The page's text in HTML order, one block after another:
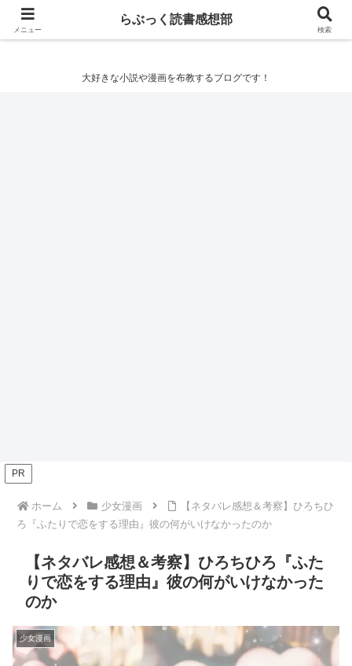
らぶっく読書感想部
大好きな小説や漫画を布教するブログです！
PR
ホーム 少女漫画
【ネタバレ感想＆考察】ひろちひ
ろ『ふたりで恋をする理由』彼の何がいけなかったのか
【ネタバレ感想＆考察】ひろちひろ『ふた
りで恋をする理由』彼の何がいけなかった
のか
少女漫画
メニュー
らぶっく読書感想部
検索